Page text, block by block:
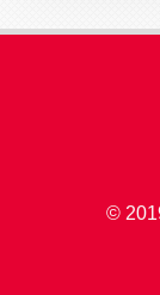
©